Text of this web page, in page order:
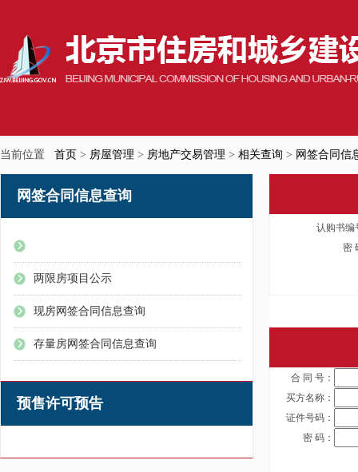
当前位置 首页 > 房屋管理 > 房地产交易管理 > 相关查询 > 网签合同信
网签合同信息查询
两限房项目公示
现房网签合同信息查询
存量房网签合同信息查询
预售许可预告
认购书编
密
合 同 号：
买方名称：
证件号码：
密 码：